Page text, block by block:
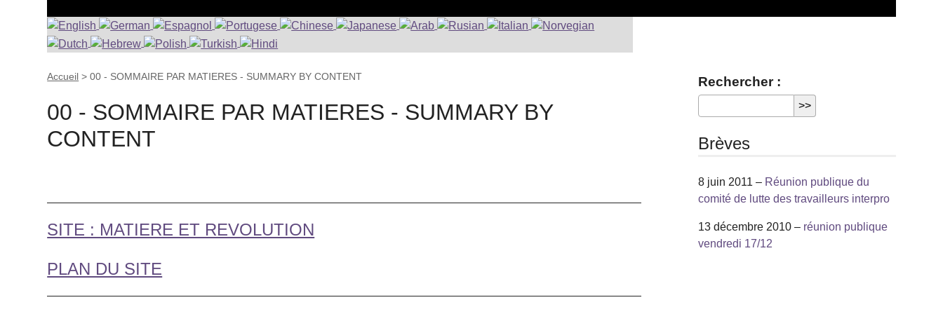
Accueil >00 - SOMMAIRE PAR MATIERES - SUMMARY BY CONTENT
00 - SOMMAIRE PAR MATIERES - SUMMARY BY
CONTENT
SITE : MATIERE ET REVOLUTION
PLAN DU SITE
Rechercher :
Brèves
8 juin 2011 – Réunion publique du
comité de lutte des travailleurs interpro
13 décembre 2010 – réunion publique
vendredi 17/12